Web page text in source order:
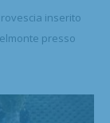
rovescia inserito
presso